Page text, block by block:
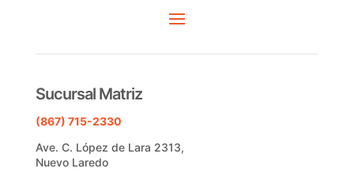
Sucursal Matriz
(867) 715-2330
Ave. C. López de Lara 2313,
Nuevo Laredo